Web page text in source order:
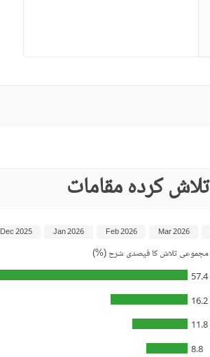
کردہ مقامات
مجموعی تلاش کا فیصدی شرح (%)
57.4
16.2
11.8
8.8
Mar 2026
Feb 2026
Jan 2026
Dec 2025